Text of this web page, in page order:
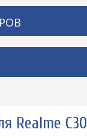
Realme C30